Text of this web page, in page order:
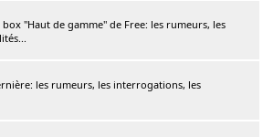
"Haut de gamme" de Free: les rumeurs, les
les rumeurs, les interrogations, les